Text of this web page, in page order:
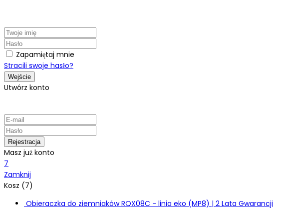
Zapamiętaj mnie
Stracili swoje hasło?
Utwórz konto
Masz już konto
7
Zamknij
Kosz (7)
Obieraczka do ziemniaków RQX08C - linia eko (MP8) | 2 Lata Gwarancji